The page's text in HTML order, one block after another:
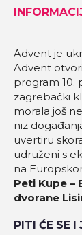
Advent je
Advent
program 10.
zagrebački
morala još
niz
uvertiru
udruženi s
na
Peti Kupe –
dvorane
PITI ĆE SE